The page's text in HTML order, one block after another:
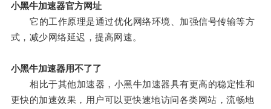
小黑牛加速器官方网址
它的工作原理是通过优化网络环境、加强信号传输等方
式，减少网络延迟，提高网速。
小黑牛加速器用不了了
相比于其他加速器，小黑牛加速器具有更高的稳定性和
更快的加速效果，用户可以更快速地访问各类网站，流畅地